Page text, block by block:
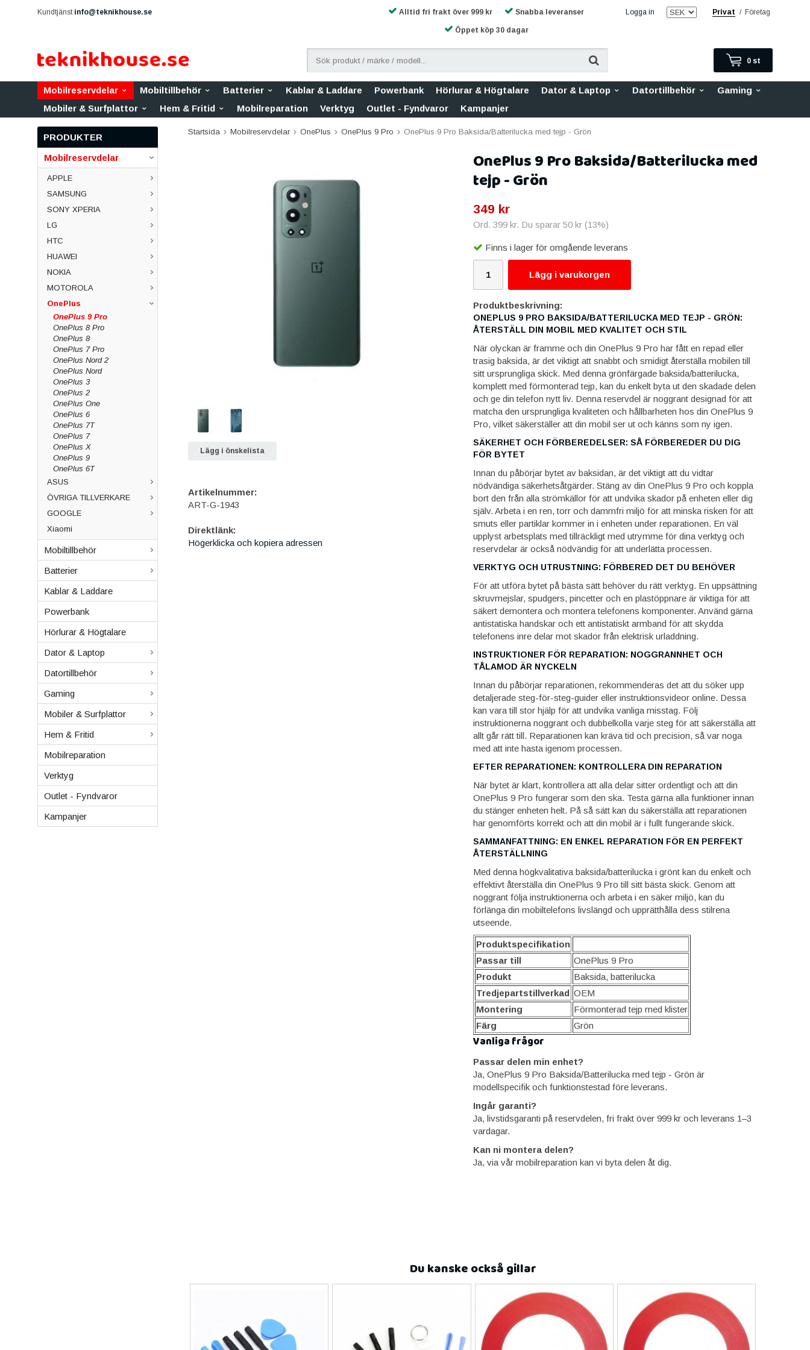
Kundtjänst info@teknikhouse.se Logga in Privat / Företag
Alltid fri frakt över 999 kr Snabba leveranser
Öppet köp 30 dagar
0 st
Mobilreservdelar Mobiltillbehör Batterier Kablar & Laddare Powerbank Hörlurar & Högtalare Dator & Laptop Datortillbehör
Gaming
Mobiler & Surfplattor
Hem & Fritid Mobilreparation Verktyg Outlet - Fyndvaror Kampanjer
PRODUKTER
Mobilreservdelar
APPLE
SAMSUNG
SONY XPERIA
LG
HTC
HUAWEI
NOKIA
MOTOROLA
OnePlus
OnePlus 9 Pro
OnePlus 8 Pro
OnePlus 8
OnePlus 7 Pro
OnePlus Nord 2
OnePlus Nord
OnePlus 3
OnePlus 2
OnePlus One
OnePlus 6
OnePlus 7T
OnePlus 7
OnePlus X
OnePlus 9
OnePlus 6T
ASUS
ÖVRIGA TILLVERKARE
GOOGLE
Xiaomi
Mobiltillbehör
Batterier
Kablar & Laddare
Powerbank
Hörlurar & Högtalare
Dator & Laptop
Datortillbehör
Gaming
Mobiler & Surfplattor
Hem & Fritid
Mobilreparation
Verktyg
Outlet - Fyndvaror
Kampanjer
Startsida Mobilreservdelar OnePlus OnePlus 9 Pro OnePlus 9 Pro Baksida/Batterilucka med tejp - Grön
OnePlus 9 Pro Baksida/Batterilucka med
tejp - Grön
349 kr
Ord. 399 kr. Du sparar 50 kr(13%)
Finns i lager för omgående leverans
Lägg i varukorgen
Produktbeskrivning:
ONEPLUS 9 PRO BAKSIDA/BATTERILUCKA MED TEJP - GRÖN:
ÅTERSTÄLL DIN MOBIL MED KVALITET OCH STIL
När olyckan är framme och din OnePlus 9 Pro har fått en repad eller
trasig baksida, är det viktigt att snabbt och smidigt återställa mobilen till
sitt ursprungliga skick. Med denna grönfärgade baksida/batterilucka,
komplett med förmonterad tejp, kan du enkelt byta ut den skadade delen
och ge din telefon nytt liv. Denna reservdel är noggrant designad för att
matcha den ursprungliga kvaliteten och hållbarheten hos din OnePlus 9
Pro, vilket säkerställer att din mobil ser ut och känns som ny igen.
SÄKERHET OCH FÖRBEREDELSER: SÅ FÖRBEREDER DU DIG
FÖR BYTET
Innan du påbörjar bytet av baksidan, är det viktigt att du vidtar
nödvändiga säkerhetsåtgärder. Stäng av din OnePlus 9 Pro och koppla
bort den från alla strömkällor för att undvika skador på enheten eller dig
själv. Arbeta i en ren, torr och dammfri miljö för att minska risken för att
smuts eller partiklar kommer in i enheten under reparationen. En väl
upplyst arbetsplats med tillräckligt med utrymme för dina verktyg och
reservdelar är också nödvändig för att underlätta processen.
VERKTYG OCH UTRUSTNING: FÖRBERED DET DU BEHÖVER
För att utföra bytet på bästa sätt behöver du rätt verktyg. En uppsättning
skruvmejslar, spudgers, pincetter och en plastöppnare är viktiga för att
säkert demontera och montera telefonens komponenter. Använd gärna
antistatiska handskar och ett antistatiskt armband för att skydda
telefonens inre delar mot skador från elektrisk urladdning.
INSTRUKTIONER FÖR REPARATION: NOGGRANNHET OCH
TÅLAMOD ÄR NYCKELN
Innan du påbörjar reparationen, rekommenderas det att du söker upp
detaljerade steg-för-steg-guider eller instruktionsvideor online. Dessa
kan vara till stor hjälp för att undvika vanliga misstag. Följ
instruktionerna noggrant och dubbelkolla varje steg för att säkerställa att
allt går rätt till. Reparationen kan kräva tid och precision, så var noga
med att inte hasta igenom processen.
EFTER REPARATIONEN: KONTROLLERA DIN REPARATION
När bytet är klart, kontrollera att alla delar sitter ordentligt och att din
OnePlus 9 Pro fungerar som den ska. Testa gärna alla funktioner innan
du stänger enheten helt. På så sätt kan du säkerställa att reparationen
har genomförts korrekt och att din mobil är i fullt fungerande skick.
SAMMANFATTNING: EN ENKEL REPARATION FÖR EN PERFEKT
ÅTERSTÄLLNING
Med denna högkvalitativa baksida/batterilucka i grönt kan du enkelt och
effektivt återställa din OnePlus 9 Pro till sitt bästa skick. Genom att
noggrant följa instruktionerna och arbeta i en säker miljö, kan du
förlänga din mobiltelefons livslängd och upprätthålla dess stilrena
utseende.
Produktspecifikation
Passar till
OnePlus 9 Pro
Produkt
Baksida, batterilucka
Tredjepartstillverkad OEM
Montering
Förmonterad tejp med klister
Färg
Grön
Vanliga frågor
Passar delen min enhet?
Ja, OnePlus 9 Pro Baksida/Batterilucka med tejp - Grön är
modellspecifik och funktionstestad före leverans.
Ingår garanti?
Ja, livstidsgaranti på reservdelen, fri frakt över 999 kr och leverans 1–3
vardagar.
Kan ni montera delen?
Ja, via vår mobilreparation kan vi byta delen åt dig.
Lägg i önskelista
Artikelnummer:
ART-G-1943
Direktlänk:
Högerklicka och kopiera adressen
Du kanske också gillar